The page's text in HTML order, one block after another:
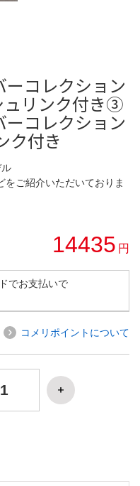
コレクション
ュリンク付き③
コレクション
ク付き
をご紹介いただいておりま
14435 円
でお支払いで
コメリポイントについて